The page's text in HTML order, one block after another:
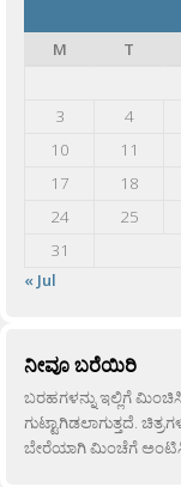
M
T
3
4
10
11
17
18
24
25
31
« Jul
ನೀವೂ ಬರೆಯಿರಿ
ಬರಹಗಳನ್ನು ಇಲ್ಲಿಗೆ
ಗುಟ್ಟಾಗಿಡಲಾಗುತ್ತದೆ.
ಬೇರೆಯಾಗಿ ಮಿಂಚೆಗೆ